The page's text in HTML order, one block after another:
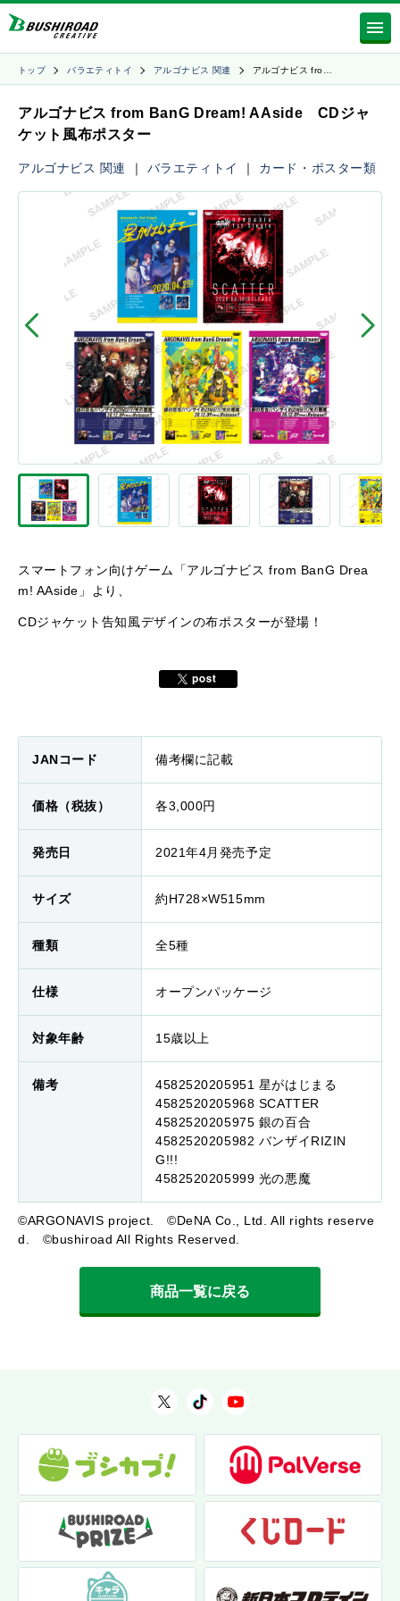
トップ バラエティトイ アルゴナビス 関連 アルゴナビス fro…
アルゴナビス from BanG Dream! AAside CDジャ
ケット風布ポスター
アルゴナビス 関連 ｜ バラエティトイ ｜ カード・ポスター類
スマートフォン向けゲーム「アルゴナビス from BanG Drea
m! AAside」より、
CDジャケット告知風デザインの布ポスターが登場！
JANコード 備考欄に記載
価格（税抜） 各3,000円
発売日 2021年4月発売予定
サイズ 約H728×W515mm
種類 全5種
仕様 オープンパッケージ
対象年齢 15歳以上
備考
4582520205951 星がはじまる
4582520205968 SCATTER
4582520205975 銀の百合
4582520205982 バンザイRIZIN
G!!!
4582520205999 光の悪魔
©ARGONAVIS project. ©DeNA Co., Ltd. All rights reserve
d. ©bushiroad All Rights Reserved.
商品一覧に戻る